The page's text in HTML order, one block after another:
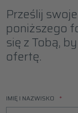
Prześlij
poniższego
się z Tobą,
ofertę.
IMIĘ I NAZWISKO